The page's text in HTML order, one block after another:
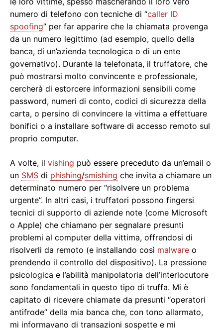
numero di telefono con tecniche di “caller ID
spoofing” per far apparire che la chiamata provenga
da un numero legittimo (ad esempio, quello della
banca, di un’azienda tecnologica o di un ente
governativo). Durante la telefonata, il truffatore, che
può mostrarsi molto convincente e professionale,
cercherà di estorcere informazioni sensibili come
password, numeri di conto, codici di sicurezza della
carta, o persino di convincere la vittima a effettuare
bonifici o a installare software di accesso remoto sul
proprio computer.
A volte, il vishing può essere preceduto da un’email o
un SMS di phishing/smishing che invita a chiamare un
determinato numero per “risolvere un problema
urgente”. In altri casi, i truffatori possono fingersi
tecnici di supporto di aziende note (come Microsoft
o Apple) che chiamano per segnalare presunti
problemi al computer della vittima, offrendosi di
risolverli da remoto (e installando così malware o
prendendo il controllo del dispositivo). La pressione
psicologica e l’abilità manipolatoria dell’interlocutore
sono fondamentali in questo tipo di truffa. Mi è
capitato di ricevere chiamate da presunti “operatori
antifrode” della mia banca che, con tono allarmato,
mi informavano di transazioni sospette e mi